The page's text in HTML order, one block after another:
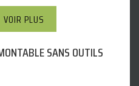
VOIR PLUS
SANS OUTILS